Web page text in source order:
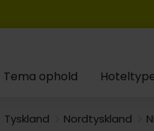
Tema ophold
Tyskland Nordtyskland